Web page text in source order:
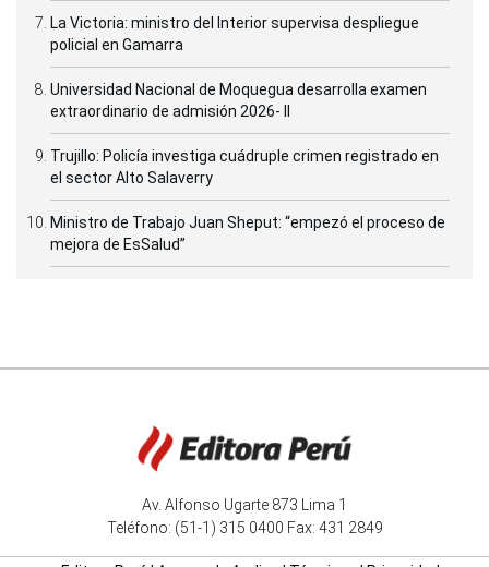
La Victoria: ministro del Interior supervisa despliegue
policial en Gamarra
Universidad Nacional de Moquegua desarrolla examen
extraordinario de admisión 2026- II
Trujillo: Policía investiga cuádruple crimen registrado en
el sector Alto Salaverry
Ministro de Trabajo Juan Sheput: “empezó el proceso de
mejora de EsSalud”
Av. Alfonso Ugarte 873 Lima 1
Teléfono: (51-1) 315 0400 Fax: 431 2849